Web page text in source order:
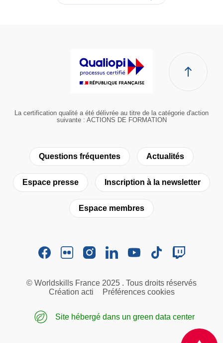
La certification qualité a été délivrée au titre de la catégorie d'action
suivante : ACTIONS DE FORMATION
Questions fréquentes Actualités
Espace presse Inscription à la newsletter
Espace membres
© Worldskills France 2025 . Tous droits réservés
Création acti
Préférences cookies
Site hébergé dans un green data center